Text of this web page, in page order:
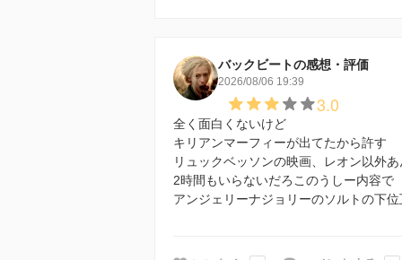
バックビートの感想・評価
2026/08/06 19:39
3.0
全く面白くないけど
キリアンマーフィーが出てたから許す
リュックベッソンの映画、レオン以外
2時間もいらないだろこのうしー内容で
アンジェリーナジョリーのソルトの下位